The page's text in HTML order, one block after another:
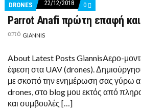
DRONES 22/12/2018 0 COMMENTS
ON
PARROT
ANAFI
ΕΝΤΥΠΏΣΕΙΣ
Parrot Anafi πρώτη επαφή
από GIANNIS
About Latest Posts GiannisAερο-
έφεση στα UAV (drones).
με σκοπό την ενημέρωση σας γύρω
drones, στο blog μου εκτός από
και συμβουλές […]